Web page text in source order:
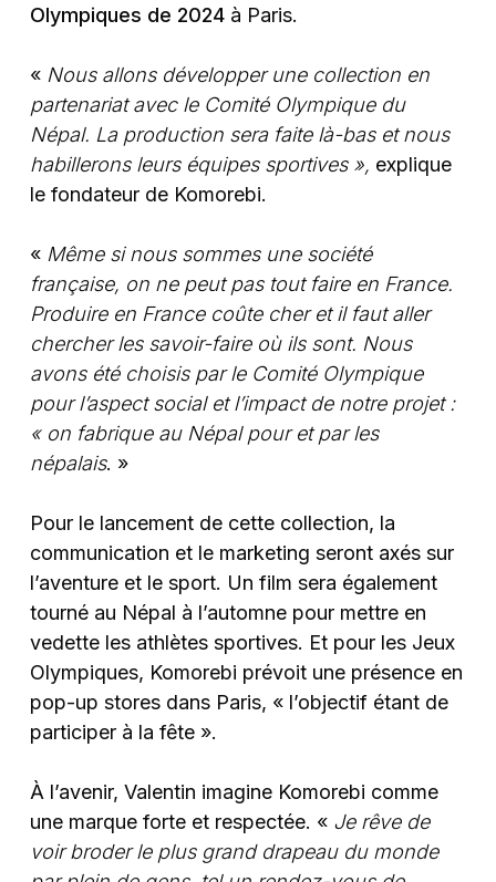
Olympiques de 2024 à Paris.
« Nous allons développer une collection en
partenariat avec le Comité Olympique du
Népal. La production sera faite là-bas et nous
habillerons leurs équipes sportives », explique
le fondateur de Komorebi.
« Même si nous sommes une société
française, on ne peut pas tout faire en France.
Produire en France coûte cher et il faut aller
chercher les savoir-faire où ils sont. Nous
avons été choisis par le Comité Olympique
pour l’aspect social et l’impact de notre projet :
« on fabrique au Népal pour et par les
népalais. »
Pour le lancement de cette collection, la
communication et le marketing seront axés sur
l’aventure et le sport. Un film sera également
tourné au Népal à l’automne pour mettre en
vedette les athlètes sportives. Et pour les Jeux
Olympiques, Komorebi prévoit une présence en
pop-up stores dans Paris, « l’objectif étant de
participer à la fête ».
À l’avenir, Valentin imagine Komorebi comme
une marque forte et respectée. « Je rêve de
voir broder le plus grand drapeau du monde